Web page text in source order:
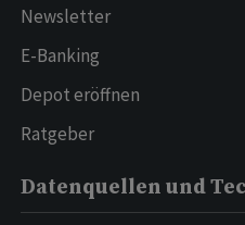
Newsletter
E-Banking
Depot eröffnen
Ratgeber
Datenquellen und